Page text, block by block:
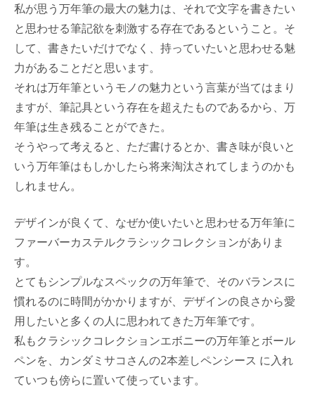
私が思う万年筆の最大の魅力は、それで文字を書きたい
と思わせる筆記欲を刺激する存在であるということ。そ
して、書きたいだけでなく、持っていたいと思わせる魅
力があることだと思います。
それは万年筆というモノの魅力という言葉が当てはまり
ますが、筆記具という存在を超えたものであるから、万
年筆は生き残ることができた。
そうやって考えると、ただ書けるとか、書き味が良いと
いう万年筆はもしかしたら将来淘汰されてしまうのかも
しれません。
デザインが良くて、なぜか使いたいと思わせる万年筆に
ファーバーカステルクラシックコレクションがありま
す。
とてもシンプルなスペックの万年筆で、そのバランスに
慣れるのに時間がかかりますが、デザインの良さから愛
用したいと多くの人に思われてきた万年筆です。
私もクラシックコレクションエボニーの万年筆とボール
ペンを、カンダミサコさんの2本差しペンシース に入れ
ていつも傍らに置いて使っています。